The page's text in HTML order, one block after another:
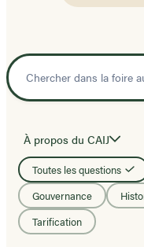
À propos du CAIJ
Toutes les questions
Gouvernance
Tarification